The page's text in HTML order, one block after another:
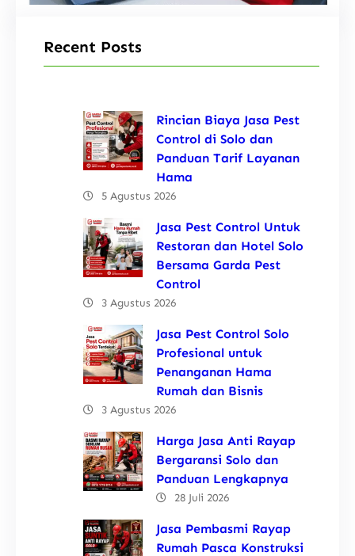
Recent Posts
Rincian Biaya Jasa Pest
Control di Solo dan
Panduan Tarif Layanan
Hama
5 Agustus 2026
Jasa Pest Control Untuk
Restoran dan Hotel Solo
Bersama Garda Pest
Control
3 Agustus 2026
Jasa Pest Control Solo
Profesional untuk
Penanganan Hama
Rumah dan Bisnis
3 Agustus 2026
Harga Jasa Anti Rayap
Bergaransi Solo dan
Panduan Lengkapnya
28 Juli 2026
Jasa Pembasmi Rayap
Rumah Pasca Konstruksi